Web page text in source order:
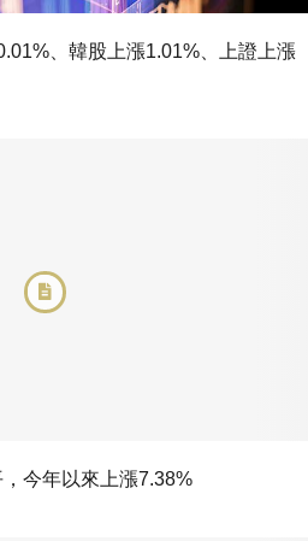
、韓股上漲1.01%、上證上漲
今年以來上漲7.38%